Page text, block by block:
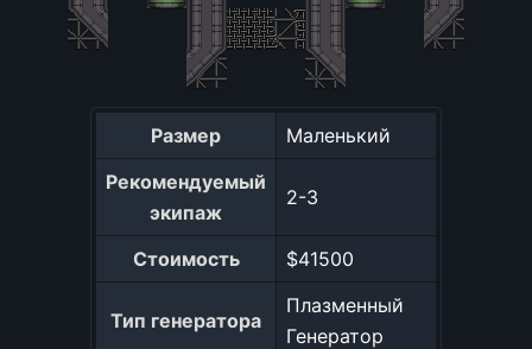
Размер
Маленький
Рекомендуемый
экипаж
2-3
Стоимость $41500
Тип генератора
Плазменный
Генератор